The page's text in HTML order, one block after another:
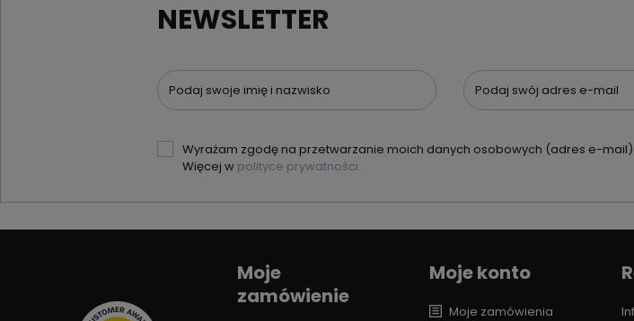
NEWSLETTER
Podaj swoje imię i nazwisko Podaj swój adres e-mail
Wyrażam zgodę na przetwarzanie moich danych osobowych (adres e-
Więcej w polityce prywatności.
Moje
zamówienie
Moje konto
Moje zamówienia